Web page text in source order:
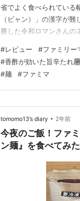
省でよく食べられてい
（ビャン）」の漢字が
勝した令和ロマンさんの
#レビュー #ファミリー
#香酢が効いた旨辛たれ
#麺 #ファミマ
tomomo13’s diary • 2年前
今夜のご飯！ファ
ン麺』を食べてみた